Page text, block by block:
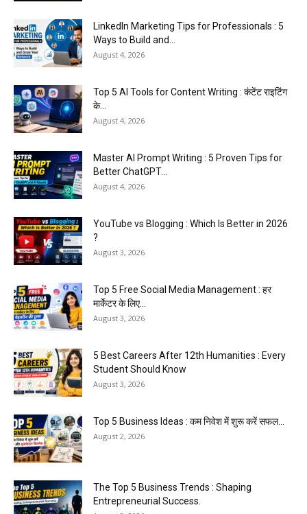
LinkedIn Marketing Tips for Professionals : 5
Ways to Build and...
August 4, 2026
Top 5 AI Tools for Content Writing : कंटेंट राइटिंग
के...
August 4, 2026
Master AI Prompt Writing : 5 Proven Tips for
Better ChatGPT...
August 4, 2026
YouTube vs Blogging : Which Is Better in 2026
?
August 3, 2026
Top 5 Free Social Media Management : हर
मार्केटर के लिए...
August 3, 2026
5 Best Careers After 12th Humanities : Every
Student Should Know
August 3, 2026
Top 5 Business Ideas : कम निवेश में शुरू करें सफल...
August 2, 2026
The Top 5 Business Trends : Shaping
Entrepreneurial Success.